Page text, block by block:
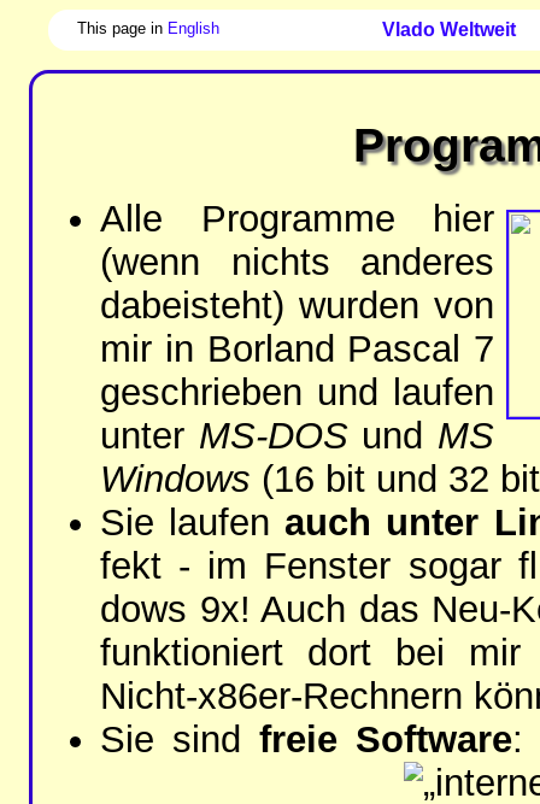
This page in English Vlado Weltweit
Al­le Pro­gram­me hier
(wenn nichts an­de­res
da­bei­steht) wur­den von
mir in Bor­land Pascal 7
ge­schrie­ben und lau­fen
un­ter MS-DOSund MS
Windows (16 bit und 32
Sie lau­fen auch un­ter
fekt - im Fen­ster so­gar
dows 9x! Auch das Neu-
funk­tio­niert dort bei mir
Nicht-​x86er-​Rech­nern
Sie sind freie Soft­wa­re: